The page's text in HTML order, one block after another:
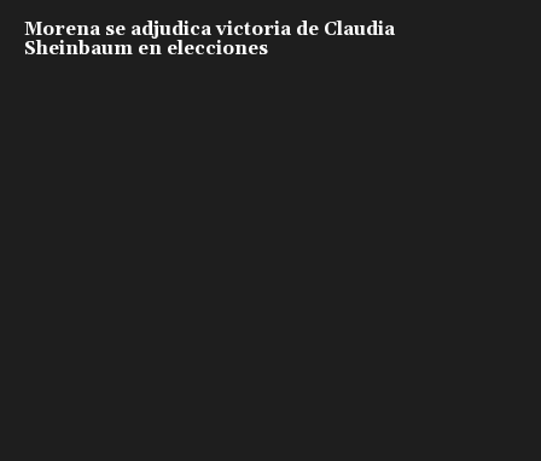
Morena se adjudica victoria de Claudia
Sheinbaum en elecciones